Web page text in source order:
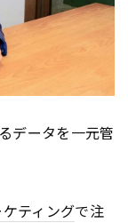
データを一元管
ティングで注